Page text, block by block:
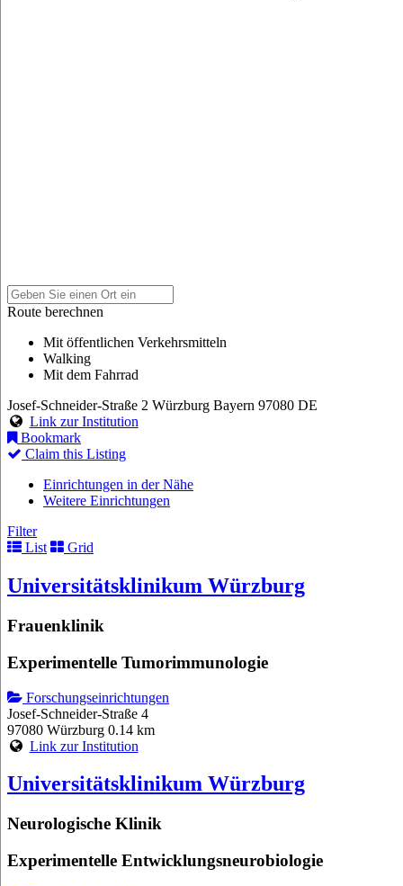
Route berechnen
Mit öffentlichen Verkehrsmitteln
Walking
Mit dem Fahrrad
Josef-Schneider-Straße 2 Würzburg Bayern 97080 DE
Link zur Institution
Bookmark
Claim this Listing
Einrichtungen in der Nähe
Weitere Einrichtungen
Filter
List
Grid
Universitätsklinikum Würzburg
Frauenklinik
Experimentelle Tumorimmunologie
Forschungseinrichtungen
Josef-Schneider-Straße 4
97080 Würzburg 0.14 km
Link zur Institution
Universitätsklinikum Würzburg
Neurologische Klinik
Experimentelle Entwicklungsneurobiologie